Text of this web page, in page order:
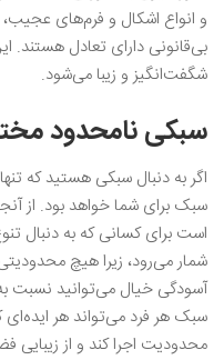
و انواع اشکال و فرم‌های
بی‌قانونی دارای تعادل هستند.
شگفت‌انگیز و زیبا می‌شود.
سبکی نامحدود
اگر به دنبال سبکی هستید که
سبک برای شما خواهد بود. از
است برای کسانی که به دنبال
شمار می‌رود، زیرا هیچ
آسودگی خیال می‌توانید نسبت
سبک هر فرد می‌تواند هر ایده‌ای
محدودیت اجرا کند و از زیبایی